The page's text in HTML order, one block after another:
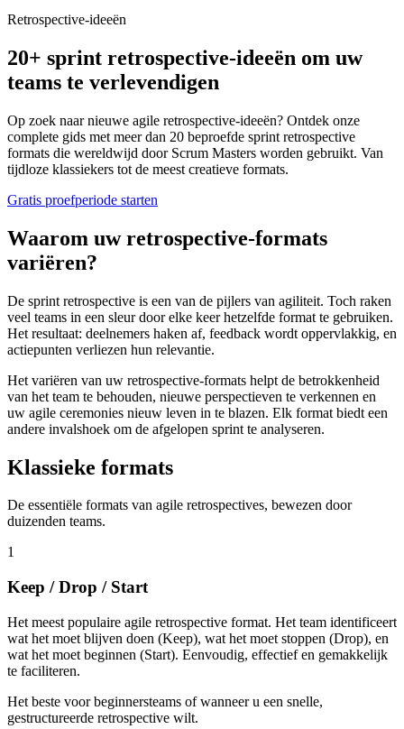
Retrospective-ideeën
20+ sprint retrospective-ideeën om uw
teams te verlevendigen
Op zoek naar nieuwe agile retrospective-ideeën? Ontdek onze
complete gids met meer dan 20 beproefde sprint retrospective
formats die wereldwijd door Scrum Masters worden gebruikt. Van
tijdloze klassiekers tot de meest creatieve formats.
Gratis proefperiode starten
Waarom uw retrospective-formats
variëren?
De sprint retrospective is een van de pijlers van agiliteit. Toch raken
veel teams in een sleur door elke keer hetzelfde format te gebruiken.
Het resultaat: deelnemers haken af, feedback wordt oppervlakkig, en
actiepunten verliezen hun relevantie.
Het variëren van uw retrospective-formats helpt de betrokkenheid
van het team te behouden, nieuwe perspectieven te verkennen en
uw agile ceremonies nieuw leven in te blazen. Elk format biedt een
andere invalshoek om de afgelopen sprint te analyseren.
Klassieke formats
De essentiële formats van agile retrospectives, bewezen door
duizenden teams.
1
Keep / Drop / Start
Het meest populaire agile retrospective format. Het team identificeert
wat het moet blijven doen (Keep), wat het moet stoppen (Drop), en
wat het moet beginnen (Start). Eenvoudig, effectief en gemakkelijk
te faciliteren.
Het beste voor beginnersteams of wanneer u een snelle,
gestructureerde retrospective wilt.